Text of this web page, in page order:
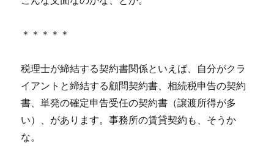
＊＊＊＊＊
税理士が締結する契約書関係といえば、自分がクラ
イアントと締結する顧問契約書、相続税申告の契約
書、単発の確定申告受任の契約書（譲渡所得が多
い）、があります。事務所の賃貸契約も、そうか
な。